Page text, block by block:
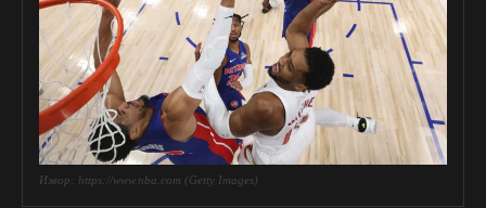
Извор: https://www.nba.com (Getty Images)